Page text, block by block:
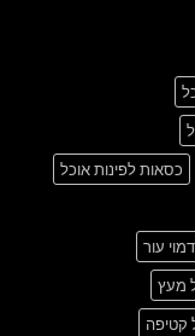
כסאות לפינות אוכל
עור
מעץ
קטיפה